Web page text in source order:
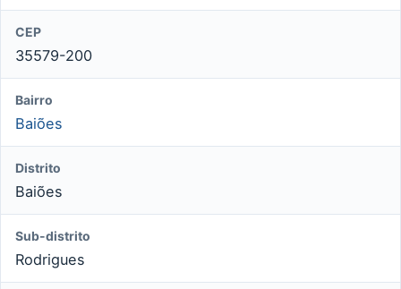
CEP
35579-200
Bairro
Baiões
Distrito
Baiões
Sub-distrito
Rodrigues